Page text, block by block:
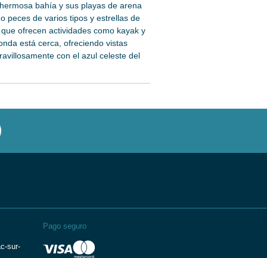
bahía y sus playas de arena
peces de varios tipos y estrellas de
ofrecen actividades como kayak y
está cerca, ofreciendo vistas
con el azul celeste del
sur-
Pago seguro